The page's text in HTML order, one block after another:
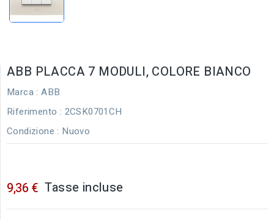
ABB PLACCA 7 MODULI, COLORE BIANCO
Marca : ABB
Riferimento : 2CSK0701CH
Condizione : Nuovo
9,36 € Tasse incluse